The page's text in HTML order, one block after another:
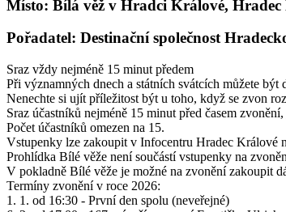
Místo: Bílá věž v Hradci Králové,
Pořadatel: Destinační společnost
Sraz vždy nejméně 15 minut předem
Při významných dnech a státních svátcích můžete
Nenechte si ujít příležitost být u toho, když se zvon
Sraz účastníků nejméně 15 minut před časem
Počet účastníků omezen na 15.
Vstupenky lze zakoupit v Infocentru Hradec Králové
Prohlídka Bílé věže není součástí vstupenky na
V pokladně Bílé věže je možné na zvonění zakoupit
Termíny zvonění v roce 2026:
1. 1. od 16:30 - První den spolu (neveřejné)